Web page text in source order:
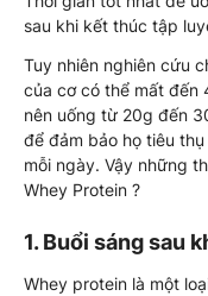
sau khi kết thúc tập
Tuy nhiên nghiên cứu
của cơ có thể mất đến
nên uống từ 20g đến
để đảm bảo họ tiêu
mỗi ngày. Vậy những
Whey Protein ?
1. Buổi sáng sau
Whey protein là một